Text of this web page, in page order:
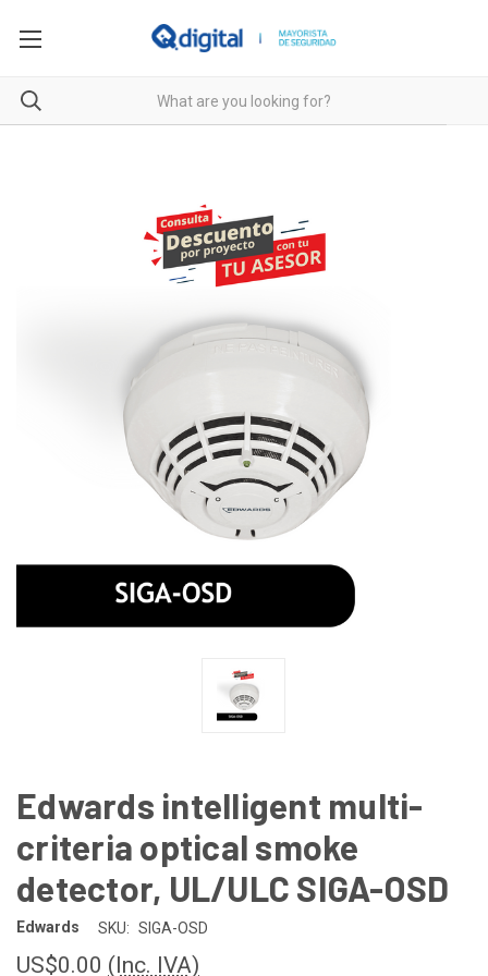
Edwards intelligent multi-
criteria optical smoke
detector, UL/ULC SIGA-OSD
Edwards SKU: SIGA-OSD
US$0.00 (Inc. IVA)